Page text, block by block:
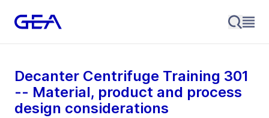
Decanter Centrifuge Training 301
-- Material, product and process
design considerations